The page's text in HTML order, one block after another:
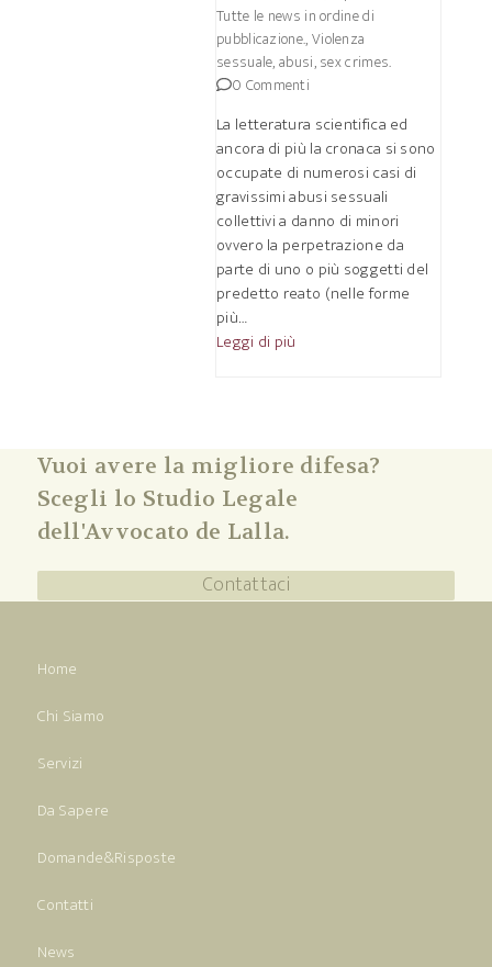
Tutte le news in ordine di
pubblicazione.,Violenza
sessuale, abusi, sex crimes.
0 Commenti
La letteratura scientifica ed
ancora di più la cronaca si sono
occupate di numerosi casi di
gravissimi abusi sessuali
collettivi a danno di minori
ovvero la perpetrazione da
parte di uno o più soggetti del
predetto reato (nelle forme
più…
Leggi di più
Vuoi avere la migliore difesa?
Scegli lo Studio Legale
dell'Avvocato de Lalla.
Contattaci
Home
Chi Siamo
Servizi
Da Sapere
Domande&Risposte
Contatti
News